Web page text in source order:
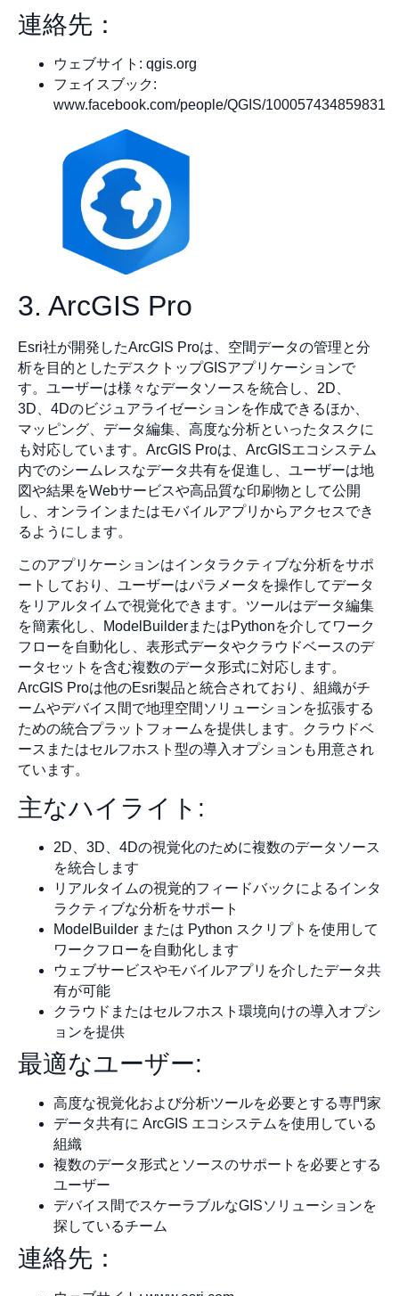
連絡先：
ウェブサイト: qgis.org
フェイスブック:
www.facebook.com/people/QGIS/100057434859831
3. ArcGIS Pro
Esri社が開発したArcGIS Proは、空間データの管理と分
析を目的としたデスクトップGISアプリケーションで
す。ユーザーは様々なデータソースを統合し、2D、
3D、4Dのビジュアライゼーションを作成できるほか、
マッピング、データ編集、高度な分析といったタスクに
も対応しています。ArcGIS Proは、ArcGISエコシステム
内でのシームレスなデータ共有を促進し、ユーザーは地
図や結果をWebサービスや高品質な印刷物として公開
し、オンラインまたはモバイルアプリからアクセスでき
るようにします。
このアプリケーションはインタラクティブな分析をサポ
ートしており、ユーザーはパラメータを操作してデータ
をリアルタイムで視覚化できます。ツールはデータ編集
を簡素化し、ModelBuilderまたはPythonを介してワーク
フローを自動化し、表形式データやクラウドベースのデ
ータセットを含む複数のデータ形式に対応します。
ArcGIS Proは他のEsri製品と統合されており、組織がチ
ームやデバイス間で地理空間ソリューションを拡張する
ための統合プラットフォームを提供します。クラウドベ
ースまたはセルフホスト型の導入オプションも用意され
ています。
主なハイライト:
2D、3D、4Dの視覚化のために複数のデータソース
を統合します
リアルタイムの視覚的フィードバックによるインタ
ラクティブな分析をサポート
ModelBuilder または Python スクリプトを使用して
ワークフローを自動化します
ウェブサービスやモバイルアプリを介したデータ共
有が可能
クラウドまたはセルフホスト環境向けの導入オプシ
ョンを提供
最適なユーザー:
高度な視覚化および分析ツールを必要とする専門家
データ共有に ArcGIS エコシステムを使用している
組織
複数のデータ形式とソースのサポートを必要とする
ユーザー
デバイス間でスケーラブルなGISソリューションを
探しているチーム
連絡先：